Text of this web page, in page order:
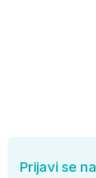
Prijavi se